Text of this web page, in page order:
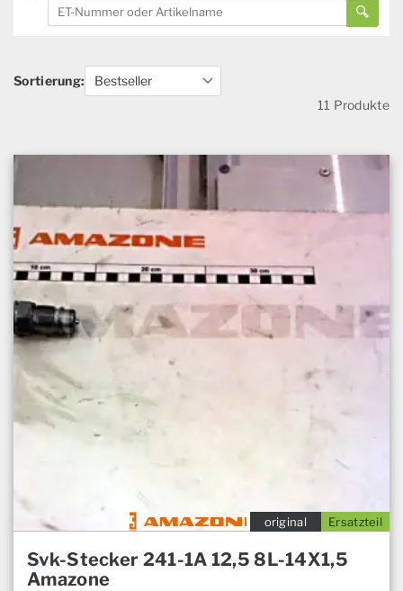
Sortierung:
11 Produkte
Ersatzteil
original
Svk-Stecker 241-1A 12,5 8L-14X1,5
Amazone